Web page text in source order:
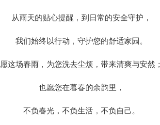
从雨天的贴心提醒，到日常的安全守护，
我们始终以行动，守护您的舒适家园。
愿这场春雨，为您洗去尘烦，带来清爽与安然；
也愿您在暮春的余韵里，
不负春光，不负生活，不负自己。